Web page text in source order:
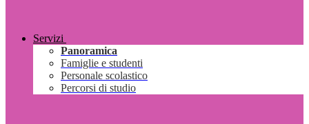
Servizi
Panoramica
Famiglie e studenti
Personale scolastico
Percorsi di studio